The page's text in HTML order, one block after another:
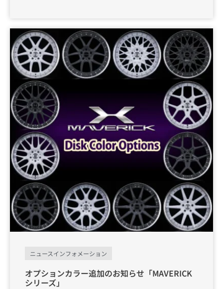
ニュースインフォメーション
オプションカラー追加のお知らせ「MAVERICK
シリーズ」